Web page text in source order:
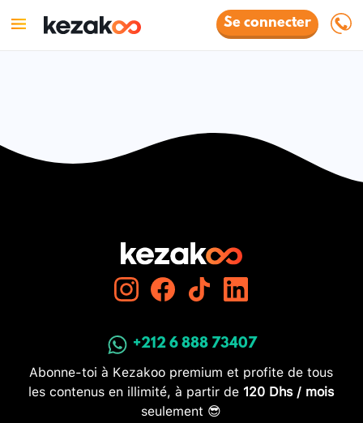
Se connecter
+212 6 888 73407
Abonne-toi à Kezakoo premium et profite de tous
les contenus en illimité, à partir de 120 Dhs / mois
seulement 😎